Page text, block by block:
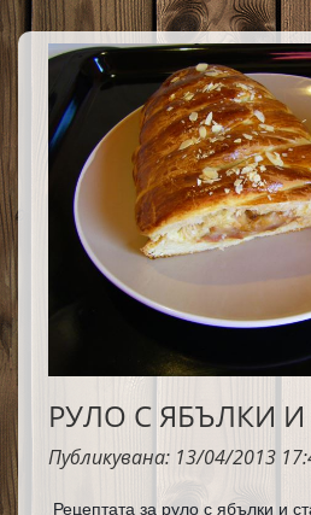
РУЛО С ЯБЪЛКИ
Публикувана: 13/04/2013
Рецептата за руло с ябълки и